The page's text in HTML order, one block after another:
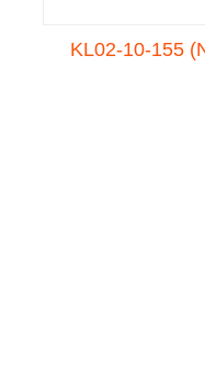
KL02-10-155